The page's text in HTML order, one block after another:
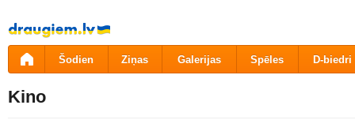
Pāriet
uz
saturu
Šodien Ziņas Galerijas Spēles D-biedri
Kino